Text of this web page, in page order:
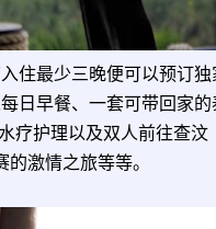
住最少三晚便可以预订独
日早餐、一套可带回家
疗护理以及双人前往查
的激情之旅等等。